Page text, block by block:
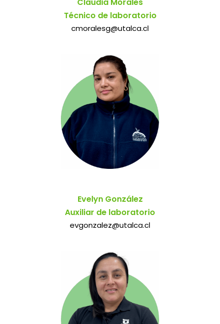
Técnico de laboratorio
cmoralesg@utalca.cl
Evelyn González
Auxiliar de laboratorio
evgonzalez@utalca.cl